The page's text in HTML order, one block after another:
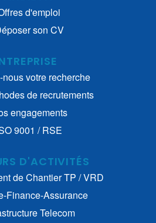
d'emploi
son CV
votre recherche
de recrutements
engagements
9001 / RSE
D'ACTIVITÉS
de Chantier TP / VRD
Finance-Assurance
Telecom